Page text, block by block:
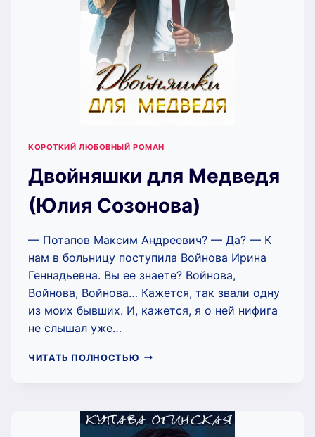
КОРОТКИЙ ЛЮБОВНЫЙ РОМАН
Двойняшки для Медведя
(Юлия Созонова)
— Потапов Максим Андреевич? — Да? — К
нам в больницу поступила Войнова Ирина
Геннадьевна. Вы ее знаете? Войнова,
Войнова, Войнова… Кажется, так звали одну
из моих бывших. И, кажется, я о ней нифига
не слышал уже…
ЧИТАТЬ ПОЛНОСТЬЮ ДВОЙНЯШКИ
СОЗОНОВА)